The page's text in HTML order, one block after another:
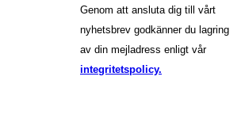
Genom att ansluta dig till vårt
nyhetsbrev godkänner du lagring
av din mejladress enligt vår
integritetspolicy.